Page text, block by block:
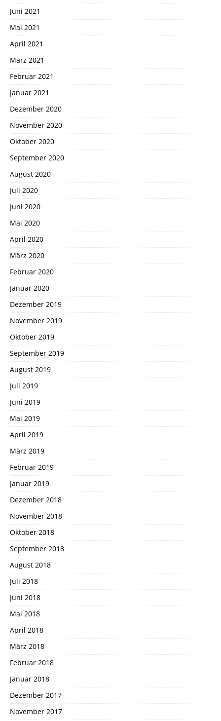
Juni 2021
Mai 2021
April 2021
März 2021
Februar 2021
Januar 2021
Dezember 2020
November 2020
Oktober 2020
September 2020
August 2020
Juli 2020
Juni 2020
Mai 2020
April 2020
März 2020
Februar 2020
Januar 2020
Dezember 2019
November 2019
Oktober 2019
September 2019
August 2019
Juli 2019
Juni 2019
Mai 2019
April 2019
März 2019
Februar 2019
Januar 2019
Dezember 2018
November 2018
Oktober 2018
September 2018
August 2018
Juli 2018
Juni 2018
Mai 2018
April 2018
März 2018
Februar 2018
Januar 2018
Dezember 2017
November 2017